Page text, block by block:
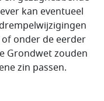
kan eventueel
onder de eerder
Grondwet zouden
zin passen.